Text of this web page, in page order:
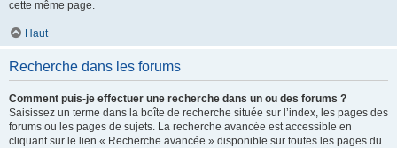
cette même page.
Haut
Recherche dans les forums
Comment puis-je effectuer une recherche dans un ou des forums ?
Saisissez un terme dans la boîte de recherche située sur l’index, les pages des
forums ou les pages de sujets. La recherche avancée est accessible en
cliquant sur le lien « Recherche avancée » disponible sur toutes les pages du